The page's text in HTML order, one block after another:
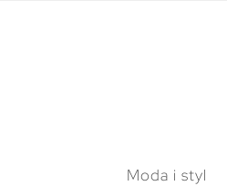
Moda i styl